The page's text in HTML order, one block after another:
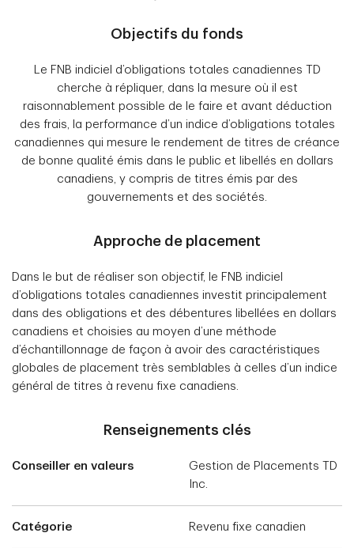
Objectifs du fonds
Le FNB indiciel d’obligations totales canadiennes TD
cherche à répliquer, dans la mesure où il est
raisonnablement possible de le faire et avant déduction
des frais, la performance d’un indice d’obligations totales
canadiennes qui mesure le rendement de titres de créance
de bonne qualité émis dans le public et libellés en dollars
canadiens, y compris de titres émis par des
gouvernements et des sociétés.
Approche de placement
Dans le but de réaliser son objectif, le FNB indiciel
d’obligations totales canadiennes investit principalement
dans des obligations et des débentures libellées en dollars
canadiens et choisies au moyen d’une méthode
d’échantillonnage de façon à avoir des caractéristiques
globales de placement très semblables à celles d’un indice
général de titres à revenu fixe canadiens.
Renseignements clés
Conseiller en valeurs
Gestion de Placements TD
Inc.
Catégorie Revenu fixe canadien